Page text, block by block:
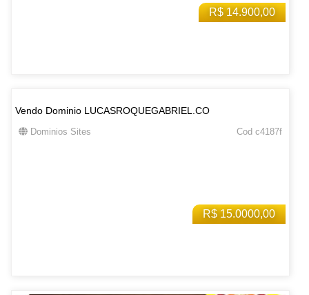
R$ 14.900,00
R$ 15.0000,00
Vendo Dominio LUCASROQUEGABRIEL.CO
Dominios Sites Cod c4187f